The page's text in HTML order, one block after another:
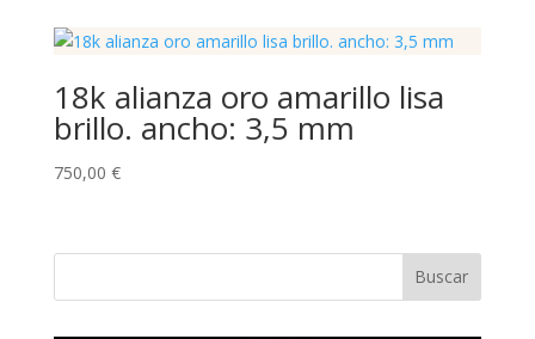
18k alianza oro amarillo lisa
brillo. ancho: 3,5 mm
750,00 €
Buscar